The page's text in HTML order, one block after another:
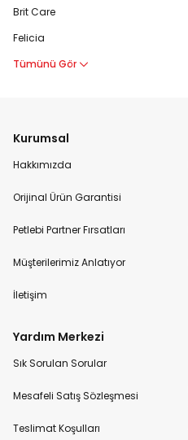
Brit Care
Felicia
Tümünü Gör
Kurumsal
Hakkımızda
Orijinal Ürün Garantisi
Petlebi Partner Fırsatları
Müşterilerimiz Anlatıyor
İletişim
Yardım Merkezi
Sık Sorulan Sorular
Mesafeli Satış Sözleşmesi
Teslimat Koşulları